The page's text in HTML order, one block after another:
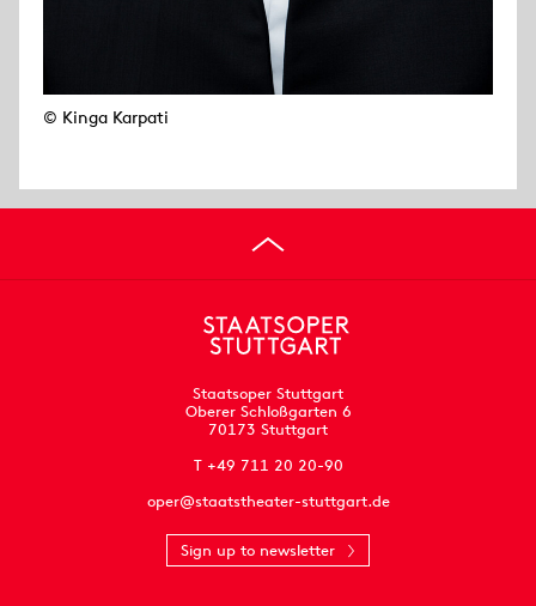
© Kinga Karpati
Staatsoper Stuttgart
Oberer Schloßgarten 6
70173 Stuttgart
T +49 711 20 20-90
oper@staatstheater-stuttgart.de
Sign up to newsletter